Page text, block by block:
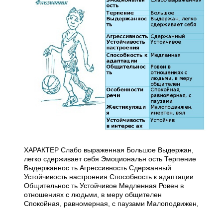
ХАРАКТЕР Слабо выраженная Большое Выдержан,
легко сдерживает себя Эмоциональн ость Терпение
Выдержаннос ть Агрессивность Сдержанный
Устойчивость настроения Способность к адаптации
Общительнос ть Устойчивое Медленная Ровен в
отношениях с людьми, в меру общителен
Спокойная, равномерная, с паузами Малоподвижен,